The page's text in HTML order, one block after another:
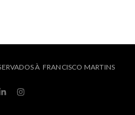
À FRANCISCO MARTINS